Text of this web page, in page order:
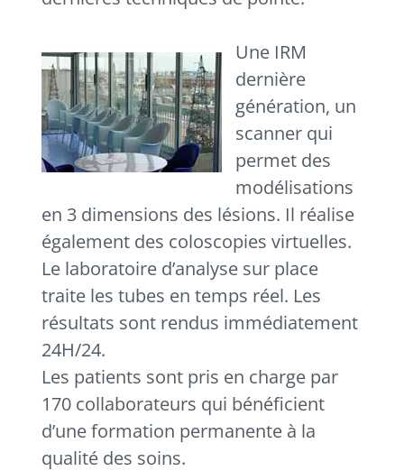
Une IRM
dernière
génération, un
scanner qui
permet des
modélisations
en 3 dimensions des lésions. Il réalise
également des coloscopies virtuelles.
Le laboratoire d’analyse sur place
traite les tubes en temps réel. Les
résultats sont rendus immédiatement
24H/24.
Les patients sont pris en charge par
170 collaborateurs qui bénéficient
d’une formation permanente à la
qualité des soins.